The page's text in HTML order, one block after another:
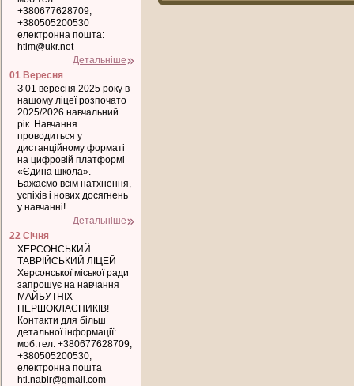
+380677628709,
+380505200530
електронна пошта:
htlm@ukr.net
Детальніше
01 Вересня
З 01 вересня 2025 року в
нашому ліцеї розпочато
2025/2026 навчальний
рік. Навчання
проводиться у
дистанційному форматі
на цифровій платформі
«Єдина школа».
Бажаємо всім натхнення,
успіхів і нових досягнень
у навчанні!
Детальніше
22 Січня
ХЕРСОНСЬКИЙ
ТАВРІЙСЬКИЙ ЛІЦЕЙ
Херсонської міської ради
запрошує на навчання
МАЙБУТНІХ
ПЕРШОКЛАСНИКІВ!
Контакти для більш
детальної інформації:
моб.тел. +380677628709,
+380505200530,
електронна пошта
htl.nabir@gmail.com